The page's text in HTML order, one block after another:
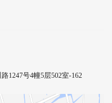
1247号4幢5层502室-162